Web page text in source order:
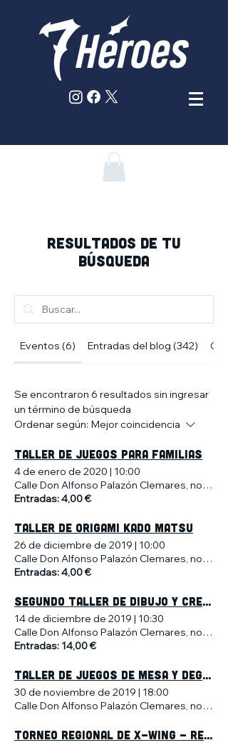
RESULTADOS DE TU
BÚSQUEDA
Eventos (6) Entradas del blog (342)
Se encontraron 6 resultados sin ingresar
un término de búsqueda
Ordenar según: Mejor coincidencia
TALLER DE JUEGOS PARA FAMILIAS
4 de enero de 2020 | 10:00
Calle Don Alfonso Palazón Clemares, no 4,
Entradas: 4,00 €
TALLER DE ORIGAMI KADO MATSU
26 de diciembre de 2019 | 10:00
Calle Don Alfonso Palazón Clemares, no 4,
Entradas: 4,00 €
SEGUNDO TALLER DE DIBUJO Y CREATIVIDAD PARA NIÑOS
14 de diciembre de 2019 | 10:30
Calle Don Alfonso Palazón Clemares, no 4,
Entradas: 14,00 €
TALLER DE JUEGOS DE MESA Y DEGUSTACIÓN DE CERVEZA ARTESANA
30 de noviembre de 2019 | 18:00
Calle Don Alfonso Palazón Clemares, no 4,
Torneo regional de X-wing - Región de Murcia